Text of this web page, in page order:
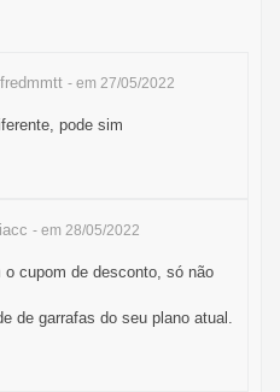
- em 27/05/2022
pode sim
- em 28/05/2022
cupom de desconto, só não
de garrafas do seu plano atual.